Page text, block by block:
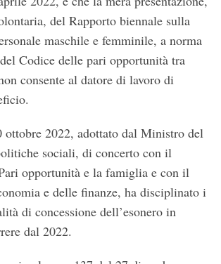
del Rapporto biennale sulla
maschile e femminile, a norma
Codice delle pari opportunità tra
consente al datore di lavoro di
ottobre 2022, adottato dal Ministro del
sociali, di concerto con il
opportunità e la famiglia e con il
e delle finanze, ha disciplinato i
di concessione dell’esonero in
dal 2022.